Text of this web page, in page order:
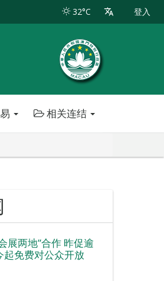
32°C 登入
相关连结
展两地”合作 昨促逾
免费对公众开放